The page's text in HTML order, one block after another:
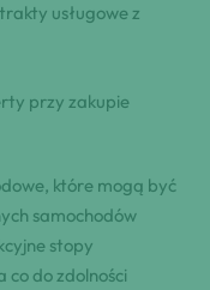
usługowe z
przy zakupie
które mogą być
samochodów
stopy
do zdolności